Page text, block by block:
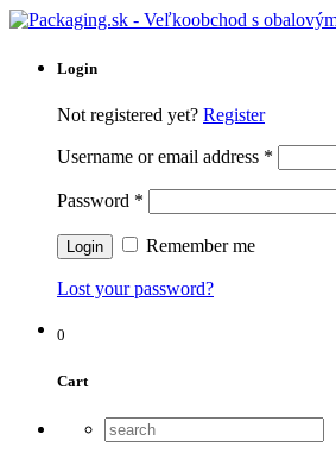
Login
Not registered yet? Register
Username or email address *
Password *
Remember me
Lost your password?
0
Cart